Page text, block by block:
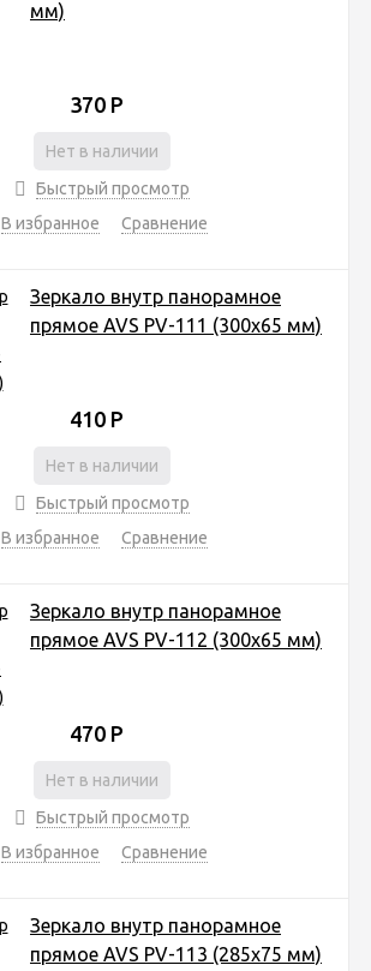
мм)
370 Р
Нет в наличии
Быстрый просмотр
В избранное
Сравнение
Зеркало внутр панорамное
прямое AVS PV-111 (300х65 мм)
410 Р
Нет в наличии
Быстрый просмотр
В избранное
Сравнение
Зеркало внутр панорамное
прямое AVS PV-112 (300х65 мм)
470 Р
Нет в наличии
Быстрый просмотр
В избранное
Сравнение
Зеркало внутр панорамное
прямое AVS PV-113 (285х75 мм)